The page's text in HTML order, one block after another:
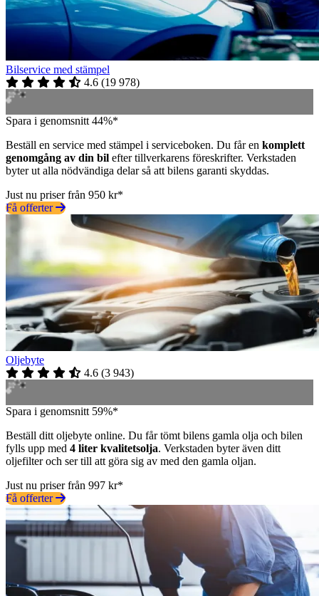
Bilservice med stämpel
4.6 (19 978)
Spara i genomsnitt 44%*
Beställ en service med stämpel i serviceboken. Du får en komplett
genomgång av din bil efter tillverkarens föreskrifter. Verkstaden
byter ut alla nödvändiga delar så att bilens garanti skyddas.
Just nu priser från 950 kr*
Få offerter
Oljebyte
4.6 (3 943)
Spara i genomsnitt 59%*
Beställ ditt oljebyte online. Du får tömt bilens gamla olja och bilen
fylls upp med 4 liter kvalitetsolja. Verkstaden byter även ditt
oljefilter och ser till att göra sig av med den gamla oljan.
Just nu priser från 997 kr*
Få offerter